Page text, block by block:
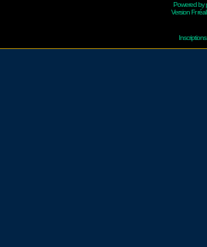
Powered by
Version Fr